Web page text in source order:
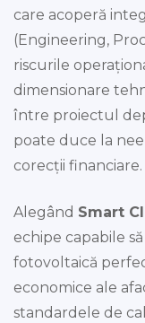
care acoperă
(Engineering,
riscurile
dimensionare
între proiectul
poate duce la
corecții financiare.
Alegând Smart
echipe capabile
fotovoltaică
economice ale
standardele de